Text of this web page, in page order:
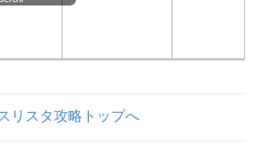
リスタ攻略トップへ